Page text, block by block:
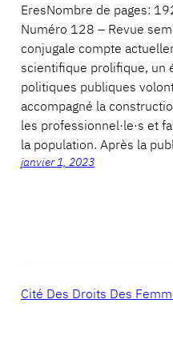
EresNombre de pages:
Numéro 128 – Revue
conjugale compte
scientifique prolifique, un
politiques publiques
accompagné la
les professionnel·le·s et
la population. Après la
janvier 1, 2023
Cité Des Droits Des